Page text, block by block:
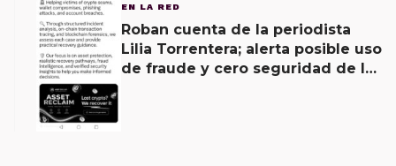
EN LA RED
Roban cuenta de la periodista
Lilia Torrentera; alerta posible uso
de fraude y cero seguridad de la